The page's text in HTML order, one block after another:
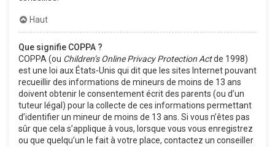
Haut
Que signifie COPPA ?
COPPA (ou Children’s Online Privacy Protection Actde 1998)
est une loi aux États-Unis qui dit que les sites Internet pouvant
recueillir des informations de mineurs de moins de 13 ans
doivent obtenir le consentement écrit des parents (ou d’un
tuteur légal) pour la collecte de ces informations permettant
d’identifier un mineur de moins de 13 ans. Si vous n’êtes pas
sûr que cela s’applique à vous, lorsque vous vous enregistrez
ou que quelqu’un le fait à votre place, contactez un conseiller